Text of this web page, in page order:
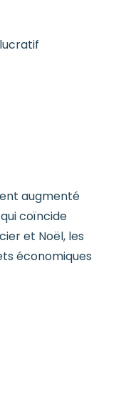
augmenté
coïncide
et Noël, les
économiques